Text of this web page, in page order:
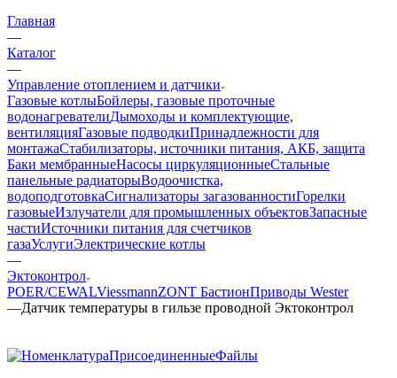
Главная
—
Каталог
—
Управление отоплением и датчики
Газовые котлыБойлеры, газовые проточные
водонагревателиДымоходы и комплектующие,
вентиляцияГазовые подводкиПринадлежности для
монтажаСтабилизаторы, источники питания, АКБ, защита
Баки мембранныеНасосы циркуляционныеСтальные
панельные радиаторыВодоочистка,
водоподготовкаСигнализаторы загазованностиГорелки
газовыеИзлучатели для промышленных объектовЗапасные
частиИсточники питания для счетчиков
газаУслугиЭлектрические котлы
—
Эктоконтрол
POER/CEWALViessmannZONT БастионПриводы Wester
—Датчик температуры в гильзе проводной Эктоконтрол